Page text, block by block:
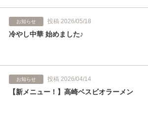
お知らせ 投稿 2026/05/18
冷やし中華 始めました♪
お知らせ 投稿 2026/04/14
【新メニュー！】高崎ベスビオラーメン